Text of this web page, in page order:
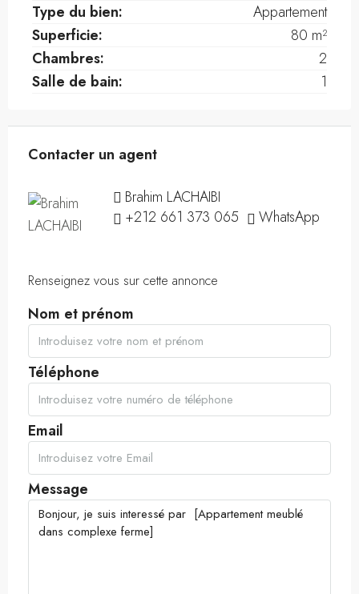
Type du bien:
Appartement
Superficie:
80 m²
Chambres:
2
Salle de bain:
1
Contacter un agent
Brahim LACHAIBI
+212 661 373 065
WhatsApp
Renseignez vous sur cette annonce
Nom et prénom
Téléphone
Email
Message